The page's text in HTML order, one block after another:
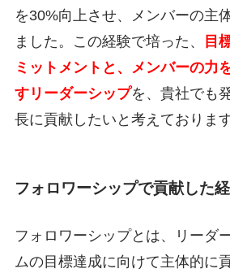
を30%向上させ、メンバーの主
ました。この経験で培った、
目
ミットメントと、メンバーの力
すリーダーシップを、貴社でも
長に貢献したいと考えております
フォロワーシップで貢献した
フォロワーシップとは、リーダ
ムの目標達成に向けて主体的に